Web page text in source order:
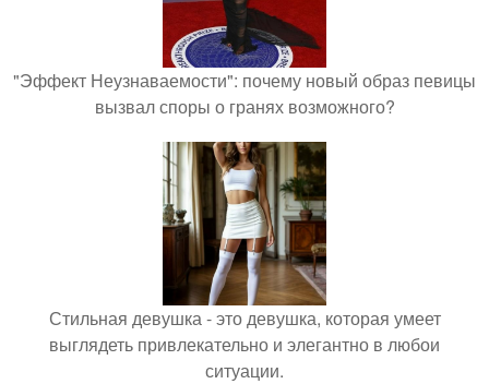
"Эффект Неузнаваемости": почему новый образ певицы
вызвал споры о гранях возможного?
Стильная девушка - это девушка, которая умеет
выглядеть привлекательно и элегантно в любои
ситуации.